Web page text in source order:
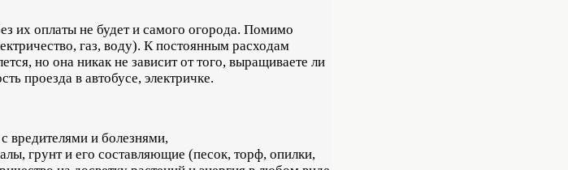
их оплаты не будет и самого огорода. Помимо
газ, воду). К постоянным расходам
но она никак не зависит от того, выращиваете ли
проезда в автобусе, электричке.
вредителями и болезнями,
грунт и его составляющие (песок, торф, опилки,